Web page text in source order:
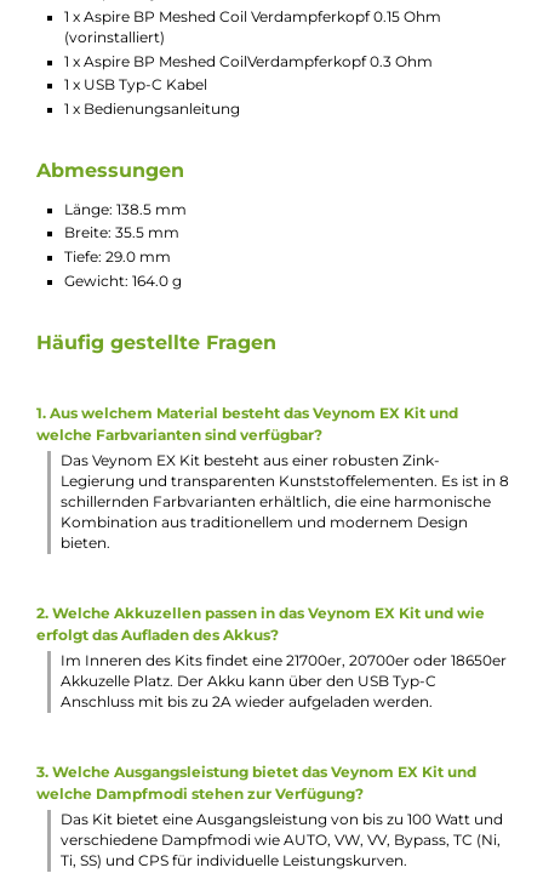
Widerstandsbereich: 0.08 bis 3.5 Ohm
Moderner ASP Chipsatz
Dampfmodi: AUTO / VW / VV / Bypass / TC (Ni, Ti, SS) / CPS
(Curve)
CPS Mode für individuelle Leistungskurven
TC Temperatur-Bereich: 200-600°F / 100-315°C
Brillantes 0.96 Zoll TFT-Farbdisplay
Manuelle Helligkeitsregulierung
Manuell zurücksetzbarer Puff-Counter
Zwei separate Up/Down Auswahltasten
sperrbar
Stimmungsvolle Lichteffekte um den Feuerbutton herum
mit 6 verschiedenen Beleuchtungsmodi
10-Sekunden Overtime-Protection
Schutz vor Kurzschluss, Überhitzung, Überladung,
Tiefenentladung und zu hoher Spannung
Komfortables “Screw-to-Open“ Top-Fill
Ergonomisches Drip Tip
Präzise und einfache Luftstromregulierung durch Drehen
des eingesetzten Pods
Kompatibel zu den Aspire BP Coils: BP Meshed Coil (0.15,
0.3, 0.4 Ohm), BP Coil (0.6 & 1.0 Ohm), BP Pro Meshed Coil
(0.15 Ohm)
0.15 Ohm und 0.3 Ohm BP Meshed Coil im Lieferumfang
enthalten